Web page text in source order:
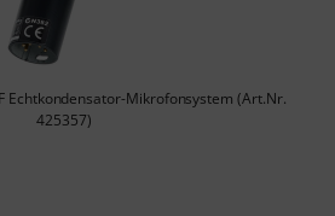
Echtkondensator-Mikrofonsystem (Art.Nr.
425357)